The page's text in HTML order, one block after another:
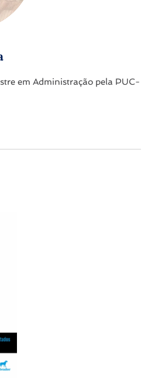
em Administração pela PUC-